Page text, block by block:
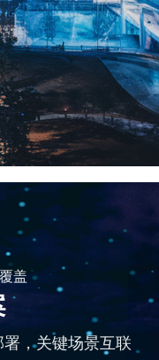
盖
，关键场景互联